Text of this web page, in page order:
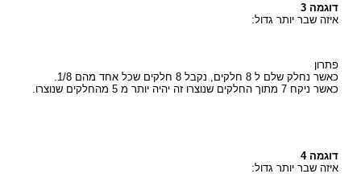
דוגמה 3
איזה שבר יותר גדול:
פתרון
כאשר נחלק שלם ל 8 חלקים, נקבל 8 חלקים שכל אחד מהם 1/8.
כאשר ניקח 7 מתוך החלקים שנוצרו זה יהיה יותר מ 5 מהחלקים שנוצרו.
דוגמה 4
איזה שבר יותר גדול: